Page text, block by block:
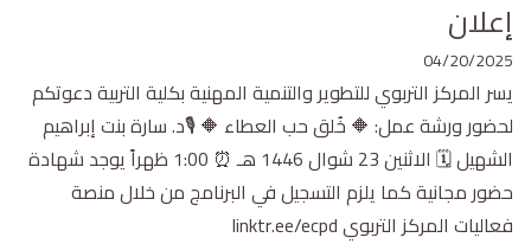
إعلان
04/20/2025
يسر المركز التربوي للتطوير والتنمية المهنية بكلية التربية دعوتكم
لحضور ورشة عمل: 🔶 خُلق حب العطاء 🔶 🎙د. سارة بنت إبراهيم
الشهيل 🗓 الاثنين 23 شوال 1446 هـ ⏰ 1:00 ظهراً يوجد شهادة
حضور مجانية كما يلزم التسجيل في البرنامج من خلال منصة
فعاليات المركز التربوي linktr.ee/ecpd